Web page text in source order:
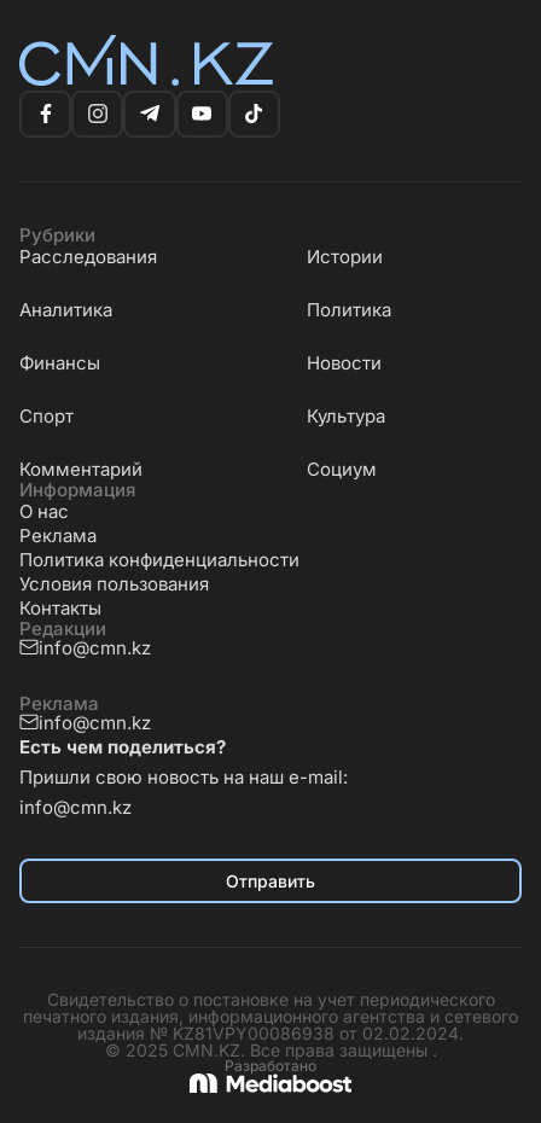
Рубрики
Расследования
Истории
Аналитика Политика
Финансы Новости
Cпорт Культура
Комментарий
Социум
Информация
О нас
Реклама
Политика конфиденциальности
Условия пользования
Контакты
Редакции
info@cmn.kz
Реклама
info@cmn.kz
Есть чем поделиться?
Пришли свою новость на наш e-mail:
info@cmn.kz
Отправить
Свидетельство о постановке на учет периодического
печатного издания, информационного агентства и сетевого
издания № KZ81VPY00086938 от 02.02.2024.
© 2025 CMN.KZ. Все права защищены .
Разработано